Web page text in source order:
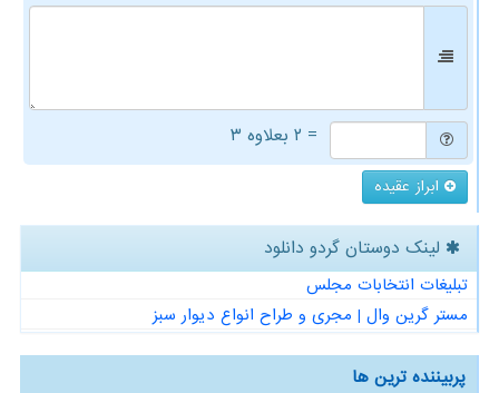
= ۲ بعلاوه ۳
ابراز عقیده
لینک دوستان گردو دانلود
تبلیغات انتخابات مجلس
مستر گرین وال | مجری و طراح انواع دیوار سبز
پربیننده ترین ها